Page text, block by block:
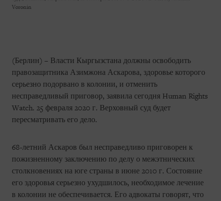
Voronin
(Берлин) – Власти Кыргызстана должны освободить
правозащитника Азимжона Аскарова, здоровье которого
серьезно подорвано в колонии, и отменить
несправедливый приговор, заявила сегодня Human Rights
Watch. 25 февраля 2020 г. Верховный суд будет
пересматривать его дело.
68-летний Аскаров был несправедливо приговорен к
пожизненному заключению по делу о межэтнических
столкновениях на юге страны в июне 2010 г. Состояние
его здоровья серьезно ухудшилось, необходимое лечение
в колонии не обеспечивается. Его адвокаты говорят, что